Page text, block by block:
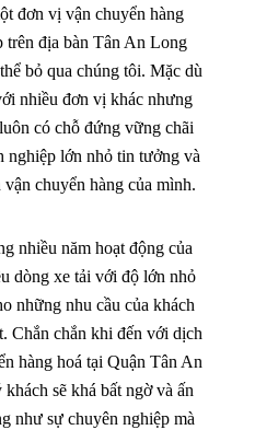
đơn vị vận chuyển hàng
trên địa bàn Tân An Long
bỏ qua chúng tôi. Mặc dù
nhiều đơn vị khác nhưng
có chỗ đứng vững chãi
nghiệp lớn nhỏ tin tưởng và
chuyển hàng của mình.
nhiều năm hoạt động của
dòng xe tải với độ lớn nhỏ
những nhu cầu của khách
Chắn chắn khi đến với dịch
hàng hoá tại Quận Tân An
sẽ khá bất ngờ và ấn
như sự chuyên nghiệp mà